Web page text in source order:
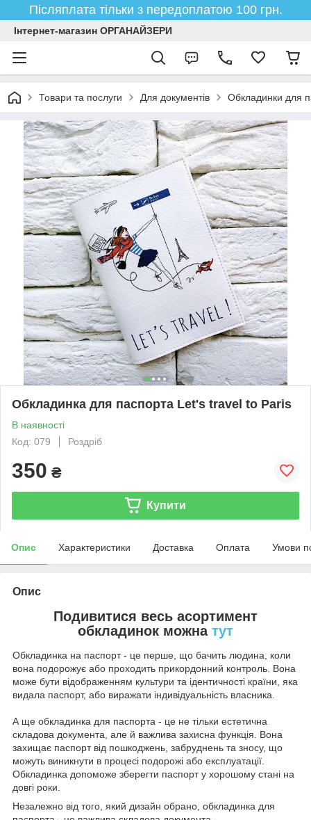
Післяплата тільки з передоплатою 100 грн.
Інтернет-магазин ОРГАНАЙЗЕРИ
Товари та послуги Для документів Обкладинки для
Обкладинка для паспорта Let's travel to Paris
В наявності
Код: 079
Роздріб
350 ₴
Купити
Опис Характеристики Доставка Оплата Умови
Опис
Подивитися весь асортимент
обкладинок можна тут
Обкладинка на паспорт - це перше, що бачить людина, коли
вона подорожує або проходить прикордонний контроль. Вона
може бути відображенням культури та ідентичності країни, яка
видала паспорт, або виражати індивідуальність власника.
А ще обкладинка для паспорта - це не тільки естетична
складова документа, але й важлива захисна функція. Вона
захищає паспорт від пошкоджень, забруднень та зносу, що
можуть виникнути в процесі подорожі або експлуатації.
Обкладинка допоможе зберегти паспорт у хорошому стані на
довгі роки.
Незалежно від того, який дизайн обрано, обкладинка для